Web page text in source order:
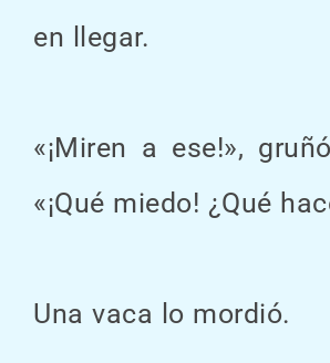
en llegar.
«¡Miren a ese!»,
«¡Qué miedo! ¿Qué
Una vaca lo mordió.